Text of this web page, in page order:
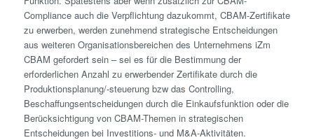
Compliance auch die Verpflichtung dazukommt, CBAM-Zertifikate
zu erwerben, werden zunehmend strategische Entscheidungen
aus weiteren Organisationsbereichen des Unternehmens iZm
CBAM gefordert sein – sei es für die Bestimmung der
erforderlichen Anzahl zu erwerbender Zertifikate durch die
Produktionsplanung/-steuerung bzw das Controlling,
Beschaffungsentscheidungen durch die Einkaufsfunktion oder die
Berücksichtigung von CBAM-Themen in strategischen
Entscheidungen bei Investitions- und M&A-Aktivitäten.